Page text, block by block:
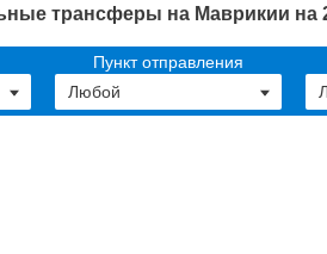
трансферы на Маврикии на
Пункт отправления